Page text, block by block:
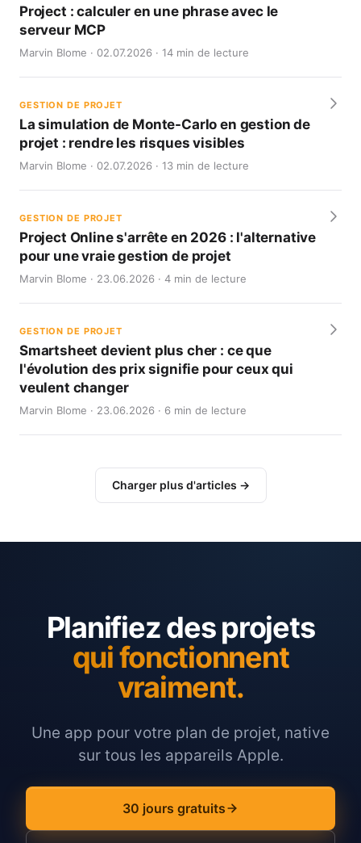
Project : calculer en une phrase avec le
serveur MCP
Marvin Blome · 02.07.2026 · 14 min de lecture
GESTION DE PROJET
La simulation de Monte-Carlo en gestion de
projet : rendre les risques visibles
Marvin Blome · 02.07.2026 · 13 min de lecture
GESTION DE PROJET
Project Online s'arrête en 2026 : l'alternative
pour une vraie gestion de projet
Marvin Blome · 23.06.2026 · 4 min de lecture
GESTION DE PROJET
Smartsheet devient plus cher : ce que
l'évolution des prix signifie pour ceux qui
veulent changer
Marvin Blome · 23.06.2026 · 6 min de lecture
Charger plus d'articles →
Planifiez des projets
qui fonctionnent
vraiment.
Une app pour votre plan de projet, native
sur tous les appareils Apple.
30 jours gratuits